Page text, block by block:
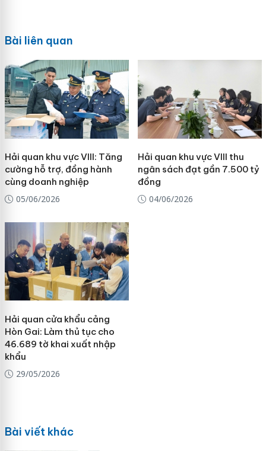
Bài liên quan
Hải quan khu vực VIII: Tăng
cường hỗ trợ, đồng hành
cùng doanh nghiệp
05/06/2026
Hải quan khu vực VIII thu
ngân sách đạt gần 7.500 tỷ
đồng
04/06/2026
Hải quan cửa khẩu cảng
Hòn Gai: Làm thủ tục cho
46.689 tờ khai xuất nhập
khẩu
29/05/2026
Bài viết khác